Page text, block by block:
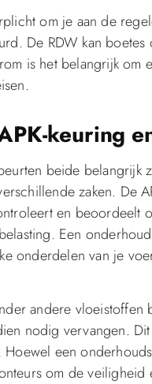
om je aan de
De RDW kan
is het belangrijk
keuring
beide
zaken. De
en beoordeelt
Een
onderdelen van je
andere vloeistoffen
nodig vervangen.
een
om de